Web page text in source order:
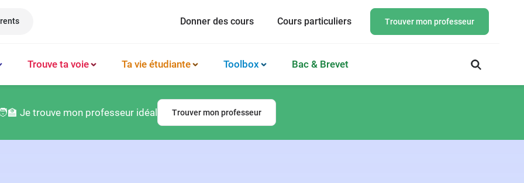
Donner des cours Cours particuliers Trouver mon professeur
Trouve ta voie Ta vie étudiante Toolbox Bac & Brevet
Je trouve mon professeur idéal Trouver mon professeur